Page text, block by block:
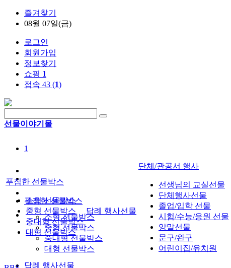
즐겨찾기
08월 07일(금)
로그인
회원가입
정보찾기
쇼핑 1
접속 43 (1)
선물이야기몰
1
푸짐한 선물박스
소형 선물박스
중형 선물박스
중대형 선물박스
대형 선물박스
답례 행사선물
푸짐한 선물박스
소형 선물박스
중형 선물박스
중대형 선물박스
대형 선물박스
답례 행사선물
단체/관공서 행사
선생님의 교실선물
단체행사선물
졸업/입학 선물
시험/수능/응원 선물
양말선물
문구/완구
어린이집/유치원